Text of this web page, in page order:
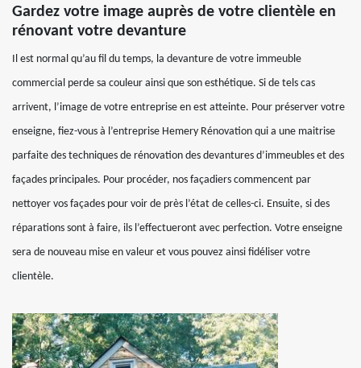
Gardez votre image auprès de votre clientèle en
rénovant votre devanture
Il est normal qu’au fil du temps, la devanture de votre immeuble
commercial perde sa couleur ainsi que son esthétique. Si de tels cas
arrivent, l’image de votre entreprise en est atteinte. Pour préserver votre
enseigne, fiez-vous à l’entreprise Hemery Rénovation qui a une maitrise
parfaite des techniques de rénovation des devantures d’immeubles et des
façades principales. Pour procéder, nos façadiers commencent par
nettoyer vos façades pour voir de près l’état de celles-ci. Ensuite, si des
réparations sont à faire, ils l’effectueront avec perfection. Votre enseigne
sera de nouveau mise en valeur et vous pouvez ainsi fidéliser votre
clientèle.